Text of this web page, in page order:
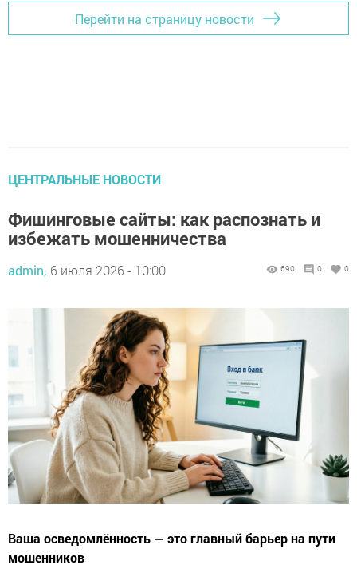
Перейти на страницу новости
ЦЕНТРАЛЬНЫЕ НОВОСТИ
Фишинговые сайты: как распознать и
избежать мошенничества
admin, 6 июля 2026 - 10:00 690 0 0
Ваша осведомлённость — это главный барьер на пути
мошенников